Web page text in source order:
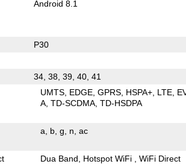
Android 8.1
P30
34, 38, 39, 40, 41
UMTS EDGE GPRS HSPA+ LTE
A TD-SCDMA TD-HSDPA
a b g n ac
Dua Band Hotspot WiFi WiFi Direct